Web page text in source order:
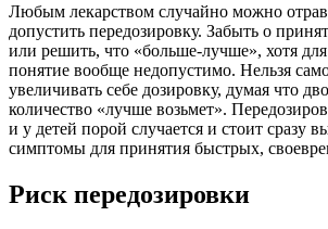
Любым лекарством случайно можно
допустить передозировку. Забыть о
или решить, что «больше-лучше», хотя
понятие вообще недопустимо. Нельзя
увеличивать себе дозировку, думая что
количество «лучше возьмет».
и у детей порой случается и стоит сразу
симптомы для принятия быстрых,
Риск передозировки